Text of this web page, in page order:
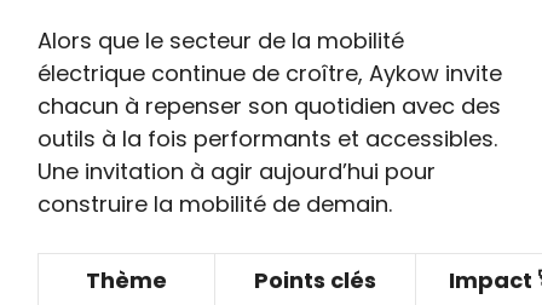
Alors que le secteur de la mobilité
électrique continue de croître, Aykow invite
chacun à repenser son quotidien avec des
outils à la fois performants et accessibles.
Une invitation à agir aujourd’hui pour
construire la mobilité de demain.
Thème Points clés Impact